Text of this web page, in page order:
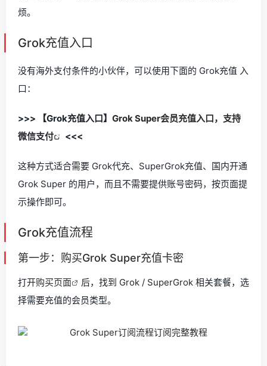
烦。
Grok充值入口
没有海外支付条件的小伙伴，可以使用下面的 Grok充值 入
口：
>>> 【Grok充值入口】 Grok Super会员充值入口，支持
微信支付
<<<
这种方式适合需要 Grok代充、SuperGrok充值、国内开通
Grok Super 的用户，而且不需要提供账号密码，按页面提
示操作即可。
Grok充值流程
第一步：购买Grok Super充值卡密
打开购买页面
后，找到 Grok / SuperGrok 相关套餐，选
择需要充值的会员类型。